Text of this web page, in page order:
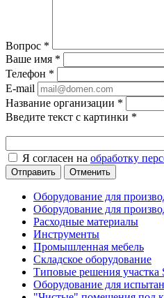
Вопрос *
Ваше имя *
Телефон *
E-mail
Название организации *
Введите текст с картинки *
Я согласен на обработку
Отменить
Оборудование для
Оборудование для
Расходные материалы
Инструменты
Промышленная мебель
Складское оборудование
Типовые решения участка
Оборудование для